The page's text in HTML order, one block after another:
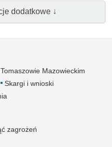
dodatkowe ↓
Mazowieckim
Skargi i wnioski
zagrożeń